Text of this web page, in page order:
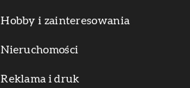
Hobby i zainteresowania
Nieruchomości
Reklama i druk